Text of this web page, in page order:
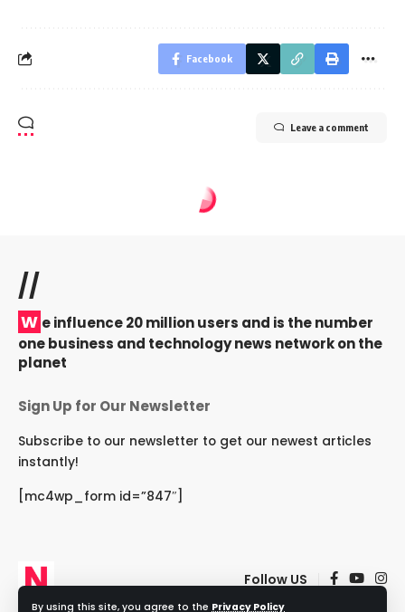
By using this site, you agree to the Privacy Policy
Facebook
Leave a comment
//
W e influence 20 million users and is the number
one business and technology news network on the
planet
Sign Up for Our Newsletter
Subscribe to our newsletter to get our newest articles
instantly!
[mc4wp_form id=”847″]
Follow US